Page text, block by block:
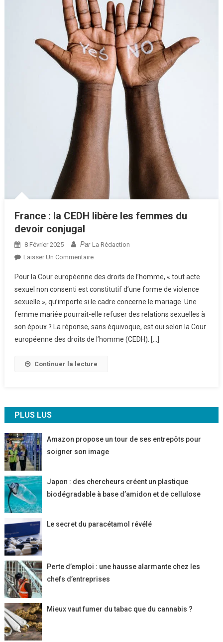
France : la CEDH libère les femmes du
devoir conjugal
8 Février 2025 Par La Rédaction
Laisser Un CommentaireSur
:
La
CEDH
Libère
Les
Femmes
Pour la Cour européenne des droits de l’homme, « tout acte
sexuel non consenti est constitutif d’une forme de violence
sexuelle », qu’importe si le cadre concerne le mariage. Une
femme mariée pourrait-elle refuser des relations sexuelles à
son époux ? La réponse, sans équivoque, est oui selon la Cour
européenne des droits de l’homme (CEDH). […]
Continuer la lecture
PLUS LUS
Amazon propose un tour de ses entrepôts pour
soigner son image
Japon : des chercheurs créent un plastique
biodégradable à base d’amidon et de cellulose
Le secret du paracétamol révélé
Perte d’emploi : une hausse alarmante chez les
chefs d’entreprises
Mieux vaut fumer du tabac que du cannabis ?